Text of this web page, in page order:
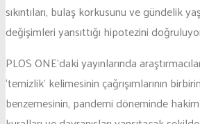
sıkıntıları, bulaş korkusunu ve gündelik
değişimleri yansıttığı hipotezini
PLOS ONE’daki yayınlarında
‘temizlik’ kelimesinin çağrışımlarının
benzemesinin, pandemi döneminde